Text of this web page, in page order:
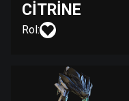
CITRINE
Rol: